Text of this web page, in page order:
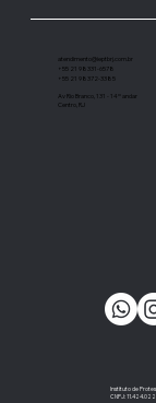
Instituto de
CNPJ:
atendimento@ieptbrj.com.br
+55 21 98331-6578
+55 21 98372-3385
Av Rio Branco, 131 - 14º andar
Centro, RJ